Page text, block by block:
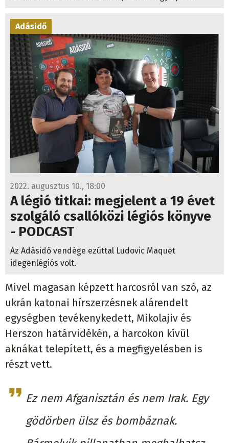
Adásidő
2022. augusztus 10., 18:00
A légió titkai: megjelent a 19 évet
szolgáló csallóközi légiós könyve
- PODCAST
Az Adásidő vendége ezúttal Ludovic Maquet
idegenlégiós volt.
Mivel magasan képzett harcosról van szó, az
ukrán katonai hírszerzésnek alárendelt
egységben tevékenykedett, Mikolajiv és
Herszon határvidékén, a harcokon kívül
aknákat telepített, és a megfigyelésben is
részt vett.
Ez nem Afganisztán és nem Irak. Egy
gödörben ülsz és bombáznak.